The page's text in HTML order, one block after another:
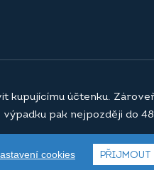
kupujícímu účtenku.
pak nejpozději do 48
cookies